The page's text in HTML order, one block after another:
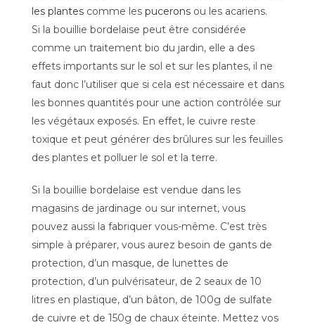
les plantescomme les puceronsou les acariens.
Si la bouillie bordelaise peut être considérée
comme un traitement bio du jardin, elle a des
effets importants sur le sol et sur les plantes, il ne
faut donc l’utiliser que si cela est nécessaire et dans
les bonnes quantités pour une action contrôlée sur
les végétaux exposés. En effet, le cuivre reste
toxique et peut générer des brûlures sur les feuilles
des plantes et polluer le sol et la terre.
Si la bouillie bordelaise est vendue dans les
magasins de jardinage ou sur internet, vous
pouvez aussi la fabriquer vous-même. C’est très
simple à préparer, vous aurez besoin de gants de
protection, d’un masque, de lunettes de
protection, d’un pulvérisateur, de 2 seaux de 10
litres en plastique, d’un bâton, de 100g de sulfate
de cuivre et de 150g de chaux éteinte. Mettez vos